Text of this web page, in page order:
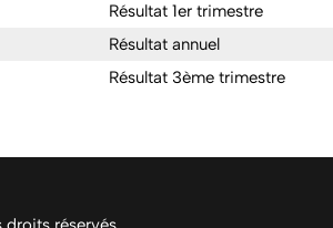
Résultat 1er trimestre
Résultat annuel
Résultat 3ème trimestre